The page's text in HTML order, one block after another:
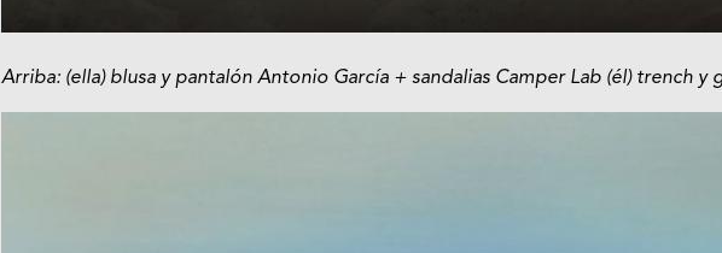
Arriba: (ella) blusa y pantalón Antonio García + sandalias Camper Lab (él) trench y